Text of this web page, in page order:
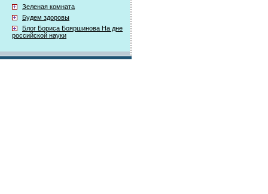
Зеленая комната
Будем здоровы
Блог Бориса Бояршинова На дне
российской науки